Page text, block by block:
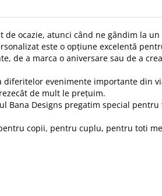
de ocazie, atunci când ne gândim la
este o opțiune excelentă
de a marca o aniversare sau de a
diferitelor evenimente importante din
de mult le prețuim.
Bana Designs pregatim special
copii, pentru cuplu, pentru toti